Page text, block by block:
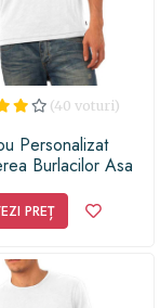
(40 voturi)
Personalizat
Burlacilor Asa
2XL, Alb
PREȚ